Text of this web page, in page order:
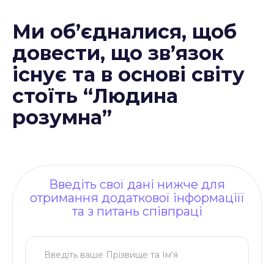
Ми об’єдналися, щоб
довести, що зв’язок
існує та в основі світу
стоїть “Людина
розумна”
Введіть свої дані нижче для
отримання додаткової інформаціїї
та з питань співпраці